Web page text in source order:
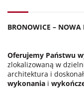
BRONOWICE – NOWA
Oferujemy Państwu
zlokalizowaną w
architektura i
wykonania i